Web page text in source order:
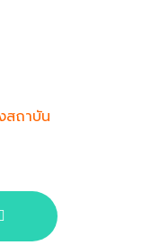
สถาบัน